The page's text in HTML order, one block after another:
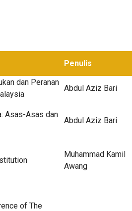
Penulis
dan Peranan
Abdul Aziz Bari
Asas-Asas dan
Abdul Aziz Bari
Muhammad Kamil
Awang
of The